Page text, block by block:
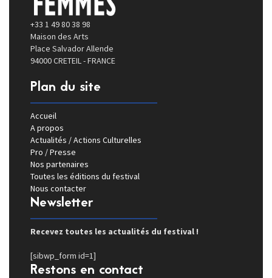
+33 1 49 80 38 98
Maison des Arts
Place Salvador Allende
94000 CRETEIL - FRANCE
Plan du site
Accueil
A propos
Actualités / Actions Culturelles
Pro / Presse
Nos partenaires
Toutes les éditions du festival
Nous contacter
Newsletter
Recevez toutes les actualités du festival !
[sibwp_form id=1]
Restons en contact